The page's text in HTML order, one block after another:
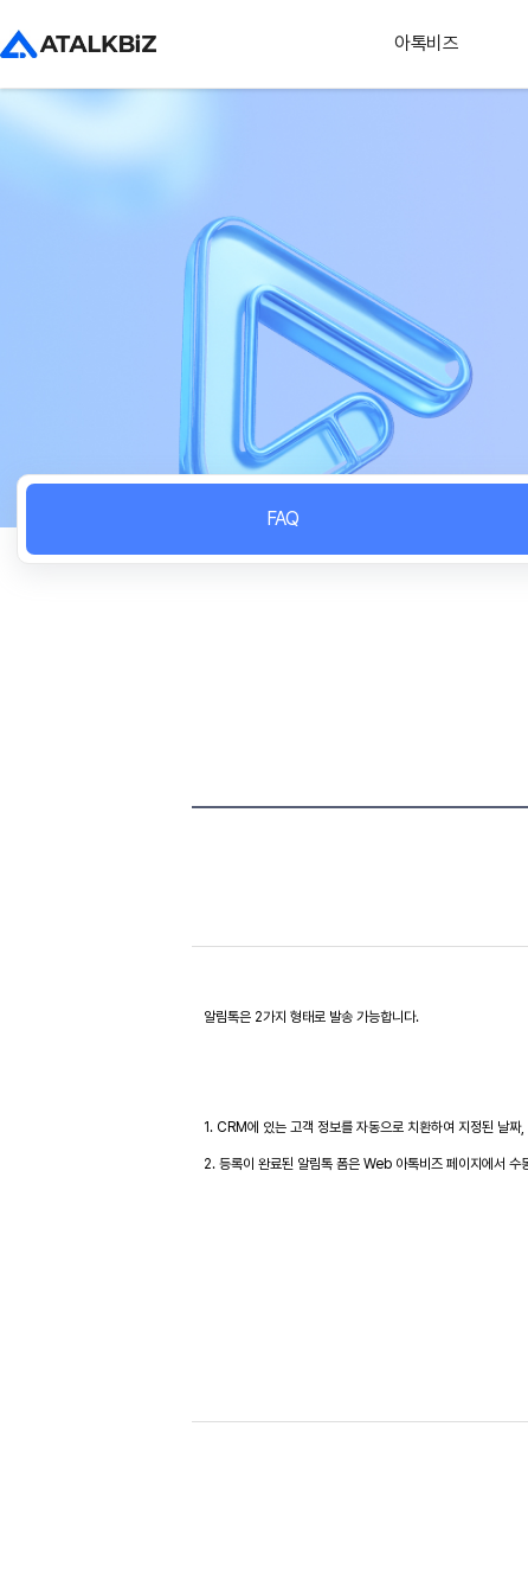
아톡비즈
FAQ
알림톡은 2가지 형태로 발송 가능합니다.
1. CRM에 있는 고객 정보를 자동으로 치환하여 지정된 날짜
2. 등록이 완료된 알림톡 폼은 Web 아톡비즈 페이지에서 수